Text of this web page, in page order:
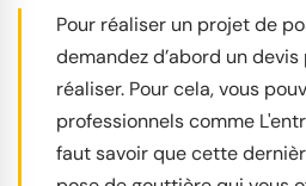
Pour réaliser un projet de
demandez d’abord un
réaliser. Pour cela, vous
professionnels comme
faut savoir que cette